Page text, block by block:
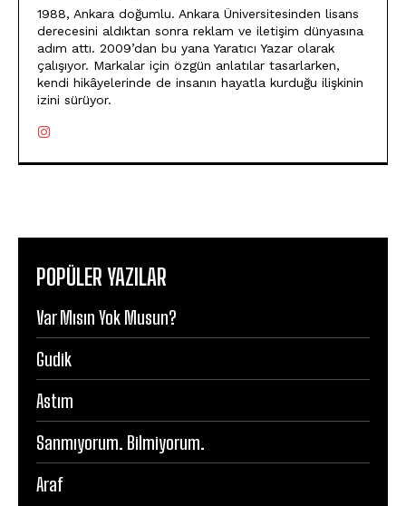
1988, Ankara doğumlu. Ankara Üniversitesinden lisans
derecesini aldıktan sonra reklam ve iletişim dünyasına
adım attı. 2009’dan bu yana Yaratıcı Yazar olarak
çalışıyor. Markalar için özgün anlatılar tasarlarken,
kendi hikâyelerinde de insanın hayatla kurduğu ilişkinin
izini sürüyor.
POPÜLER YAZILAR
Var Mısın Yok Musun?
Gudik
Astım
Sanmıyorum. Bilmiyorum.
Araf